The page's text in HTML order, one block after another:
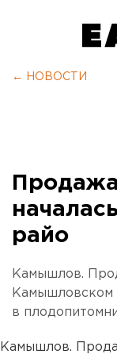
← НОВОСТИ
райо
Камышлов.
Камышловском
в
Камышлов.